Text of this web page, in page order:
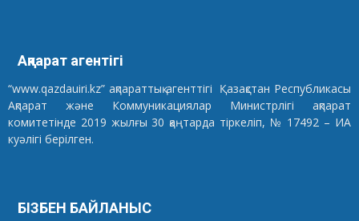
Ақпарат агентігі
“www.qazdauiri.kz” ақпараттық агенттігі Қазақстан Республикасы
Ақпарат және Коммуникациялар Министрлігі ақпарат
комитетінде 2019 жылғы 30 қаңтарда тіркеліп, № 17492 – ИА
куәлігі берілген.
БІЗБЕН БАЙЛАНЫС